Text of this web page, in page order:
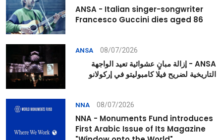
ANSA - Italian singer-songwriter
Francesco Guccini dies aged 86
ANSA 08/07/2026
ANSA - إزالة مبانٍ عشوائية تعيد الواجهة
التاريخية لضريح فيلا كامبوليتو في إركولانو
NNA 08/07/2026
NNA - Monuments Fund introduces
First Arabic Issue of Its Magazine